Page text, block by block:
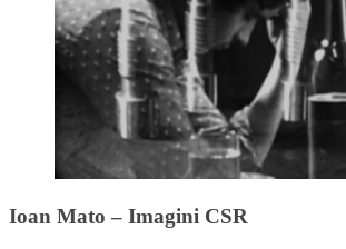
Ioan Mato – Imagini CSR